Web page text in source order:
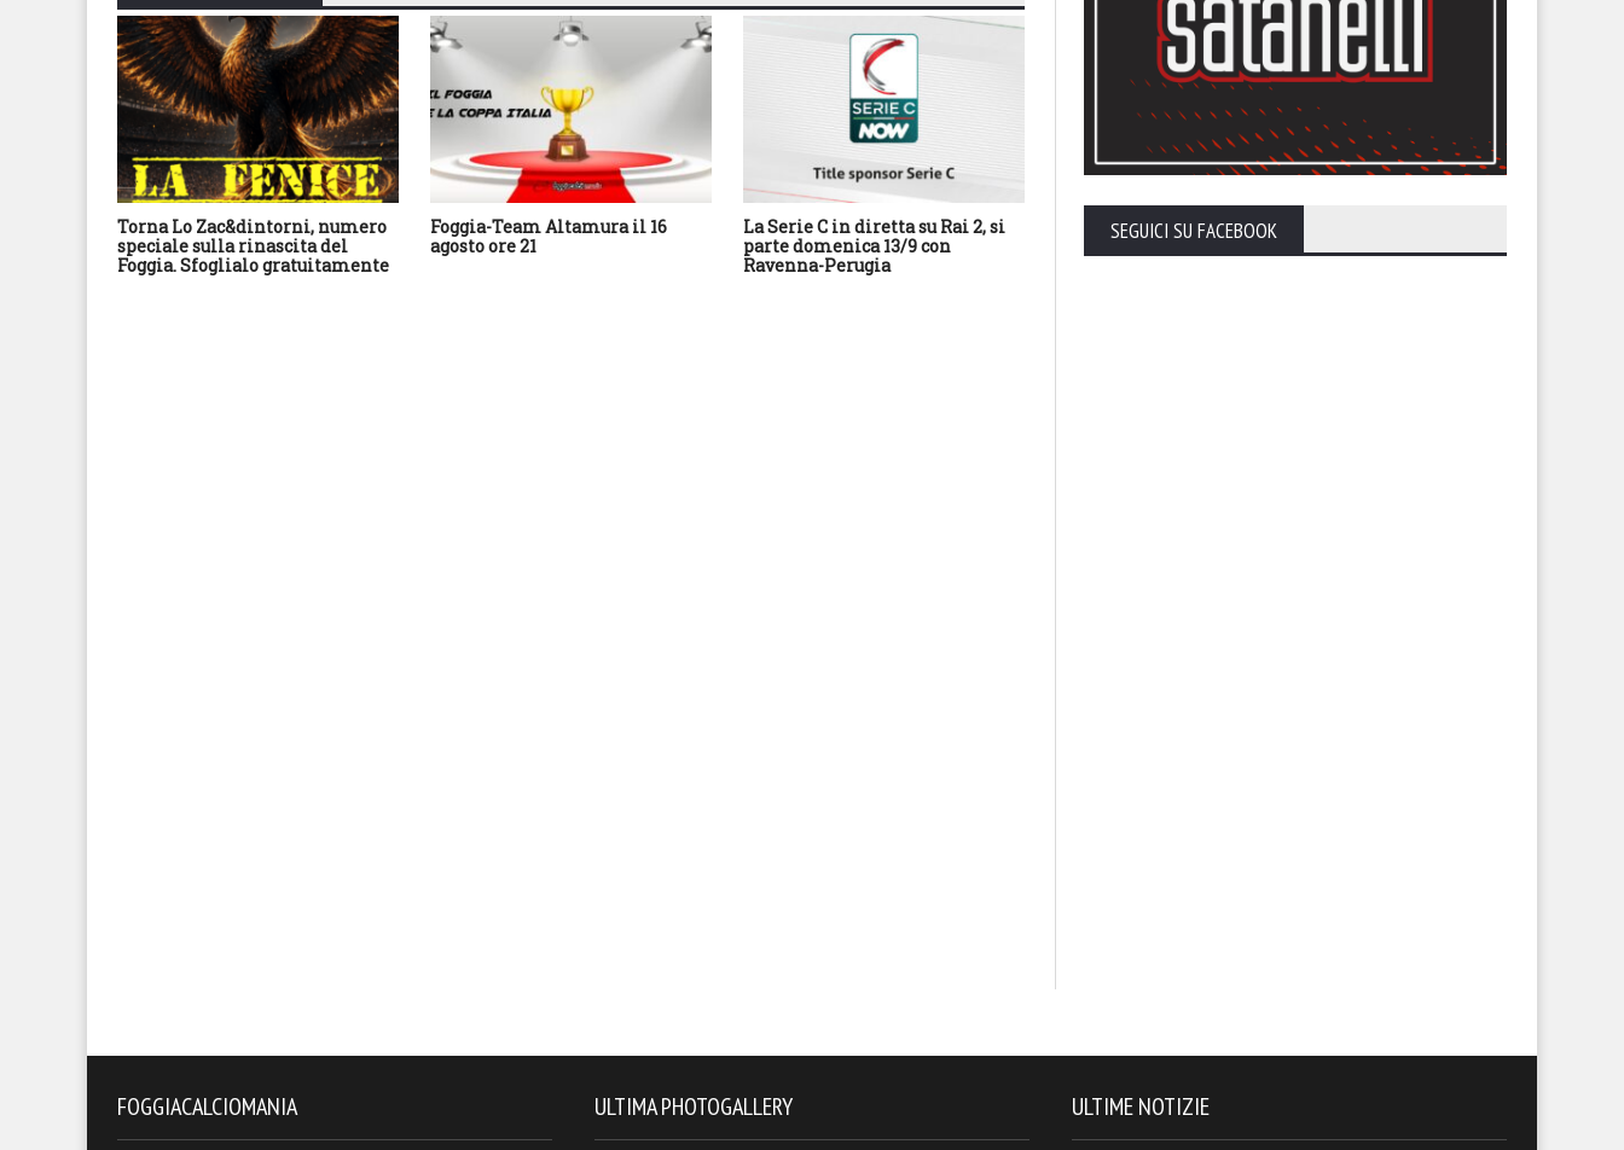
Torna Lo Zac&dintorni, numero
speciale sulla rinascita del
Foggia. Sfoglialo gratuitamente
Foggia-Team Altamura il 16
agosto ore 21
La Serie C in diretta su Rai 2, si
parte domenica 13/9 con
Ravenna-Perugia
Calendario, sfida con la
SEGUICI SU FACEBOOK
FOGGIACALCIOMANIA ULTIMA PHOTOGALLERY ULTIME NOTIZIE